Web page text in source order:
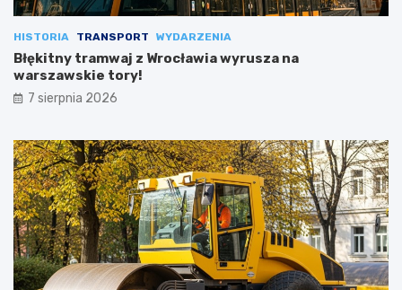
HISTORIA TRANSPORT WYDARZENIA
Błękitny tramwaj z Wrocławia wyrusza na
warszawskie tory!
7 sierpnia 2026